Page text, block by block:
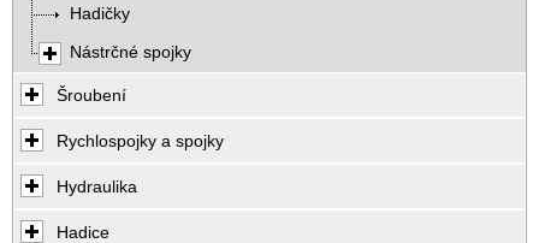
Hadičky
Nástrčné spojky
Šroubení
Rychlospojky a spojky
Hydraulika
Hadice